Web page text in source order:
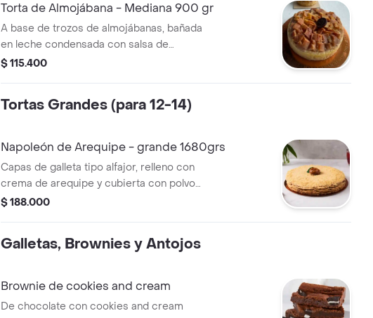
Torta de Almojábana - Mediana 900 gr
A base de trozos de almojábanas, bañada
en leche condensada con salsa de
guayaba. porciones sugeridas: 8-10.
$ 115.400
Tortas Grandes (para 12-14)
Napoleón de Arequipe - grande 1680grs
Capas de galleta tipo alfajor, relleno con
crema de arequipe y cubierta con polvo
de galletas. porciones sugeridas: 8-12.
$ 188.000
Galletas, Brownies y Antojos
Brownie de cookies and cream
De chocolate con cookies and cream